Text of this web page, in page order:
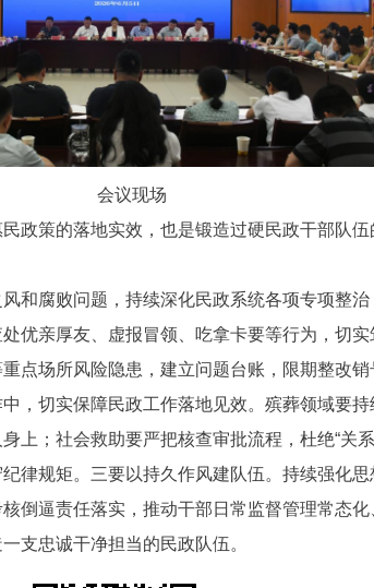
会议现场
政策的落地实效，也是锻造过硬民政干部队
和腐败问题，持续深化民政系统各项专项整治
优亲厚友、虚报冒领、吃拿卡要等行为，切
点场所风险隐患，建立问题台账，限期整改
，切实保障民政工作落地见效。殡葬领域要
；社会救助要严把核查审批流程，杜绝“关
律规矩。三要以持久作风建队伍。持续强化
倒逼责任落实，推动干部日常监督管理常态
支忠诚干净担当的民政队伍。